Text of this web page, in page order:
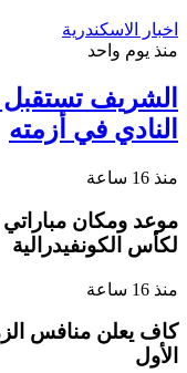
اخبار الاسكندرية
منذ يوم واحد
الشريف
النادي في أزمته
منذ 16 ساعة
موعد ومكان مباراتي
لكأس الكونفيدرالية
منذ 16 ساعة
كاف يعلن منافس
الأول